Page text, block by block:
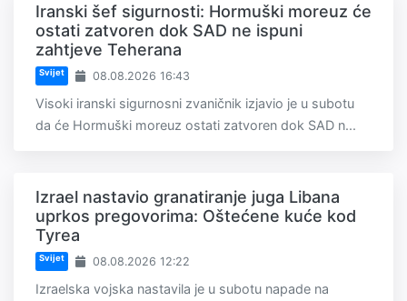
Iranski šef sigurnosti: Hormuški moreuz će
ostati zatvoren dok SAD ne ispuni
zahtjeve Teherana
Svijet 08.08.2026 16:43
Visoki iranski sigurnosni zvaničnik izjavio je u subotu
da će Hormuški moreuz ostati zatvoren dok SAD n...
Izrael nastavio granatiranje juga Libana
uprkos pregovorima: Oštećene kuće kod
Tyrea
Svijet 08.08.2026 12:22
Izraelska vojska nastavila je u subotu napade na